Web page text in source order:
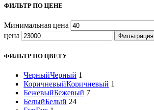
ФИЛЬТР ПО ЦЕНЕ
Минимальная цена
цена
Фильтрация
ФИЛЬТР ПО ЦВЕТУ
ЧерныйЧерный 1
КоричневыйКоричневый 1
БежевыйБежевый 7
БелыйБелый 24